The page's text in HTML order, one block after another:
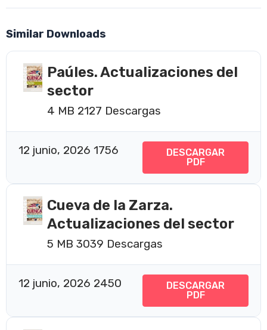
Similar Downloads
Paúles. Actualizaciones del
sector
4 MB 2127 Descargas
12 junio, 2026 1756
DESCARGAR
PDF
Cueva de la Zarza.
Actualizaciones del sector
5 MB 3039 Descargas
12 junio, 2026 2450
DESCARGAR
PDF